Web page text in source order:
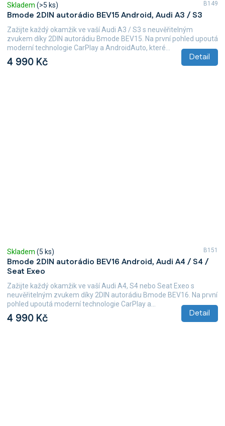
Bmode 2DIN autorádio BEV15 Android, Audi A3 / S3
Skladem (>5 ks)
4 990 Kč Detail
Zažijte každý okamžik ve vaší Audi A3 / S3 s neuvěřitelným
zvukem díky 2DIN autorádiu Bmode BEV15. Na první pohled upoutá
moderní technologie CarPlay a AndroidAuto, které...
B149
Bmode 2DIN autorádio BEV16 Android, Audi A4 / S4 /
Seat Exeo
Skladem (5 ks)
4 990 Kč Detail
Zažijte každý okamžik ve vaší Audi A4, S4 nebo Seat Exeo s
neuvěřitelným zvukem díky 2DIN autorádiu Bmode BEV16. Na první
pohled upoutá moderní technologie CarPlay a...
B151